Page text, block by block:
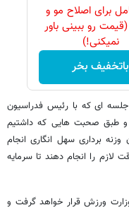
برای اصلاح مو و
رو ببینی باور
نمیکنی!)
باتخفیف بخر
جلسه ای که با رئیس فدراسیون
و طبق صحبت هایی که داشتیم
برداری سهل انگاری انجام
را انجام دهند تا سرمایه
ورزش قرار خواهد گرفت و